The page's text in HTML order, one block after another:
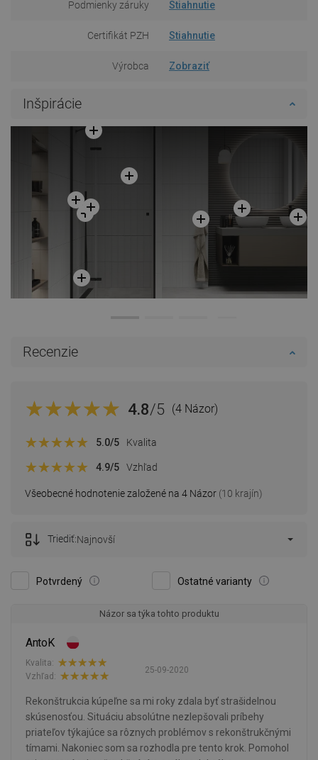
Podmienky záruky Stiahnutie
Certifikát PZH Stiahnutie
Výrobca Zobraziť
Inšpirácie
Recenzie
4.8/5 (4 Názor)
Všeobecné hodnotenie založené na 4 Názor (10 krajín)
5.0/5 Kvalita
4.9/5 Vzhľad
Potvrdený Ostatné varianty
Triediť:Najnovší
Názor sa týka tohto produktu
AntoK
25-09-2020
Kvalita:
Vzhľad:
Rekonštrukcia kúpeľne sa mi roky zdala byť strašidelnou
skúsenosťou. Situáciu absolútne nezlepšovali príbehy
priateľov týkajúce sa rôznych problémov s rekonštrukčnými
tímami. Nakoniec som sa rozhodla pre tento krok. Pomohol